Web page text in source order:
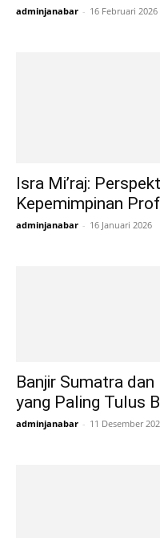
adminjanabar - 16 Februari 2026
Isra Mi’raj:
Kepemimpinan
adminjanabar - 16 Januari 2026
Banjir Sumatra
yang Paling Tulus
adminjanabar - 11 Desember